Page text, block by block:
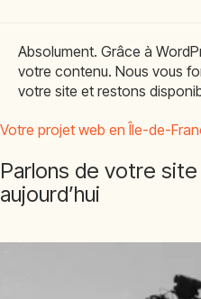
Absolument. Grâce à
votre contenu. Nous vous
votre site et restons
Votre projet web en Île-de-
Parlons de votre
aujourd’hui